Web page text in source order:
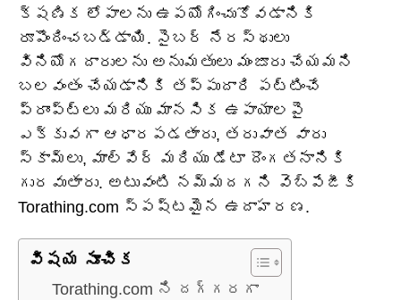
క్షణిక లోపాలను ఉపయోగించుకోవడానికి
రూపొందించబడ్డాయి. సైబర్ నేరస్థులు
వినియోగదారులను అనుమతులు మంజూరు చేయమని
బలవంతం చేయడానికి తప్పుదారి పట్టించే
ప్రాంప్ట్‌లు మరియు మానసిక ఉపాయాలపై
ఎక్కువగా ఆధారపడతారు, తరువాత వారు
స్కామ్‌లు, మాల్వేర్ మరియు డేటా దొంగతనానికి
గురవుతారు. అటువంటి నమ్మదగని వెబ్‌పేజీకి
Torathing.com స్పష్టమైన ఉదాహరణ.
విషయ సూచిక
Torathing.com ని దగ్గరగా